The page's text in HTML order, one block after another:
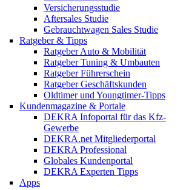
Versicherungsstudie
Aftersales Studie
Gebrauchtwagen Sales Studie
Ratgeber & Tipps
Ratgeber Auto & Mobilität
Ratgeber Tuning & Umbauten
Ratgeber Führerschein
Ratgeber Geschäftskunden
Oldtimer und Youngtimer-Tipps
Kundenmagazine & Portale
DEKRA Infoportal für das Kfz-
Gewerbe
DEKRA.net Mitgliederportal
DEKRA Professional
Globales Kundenportal
DEKRA Experten Tipps
Apps